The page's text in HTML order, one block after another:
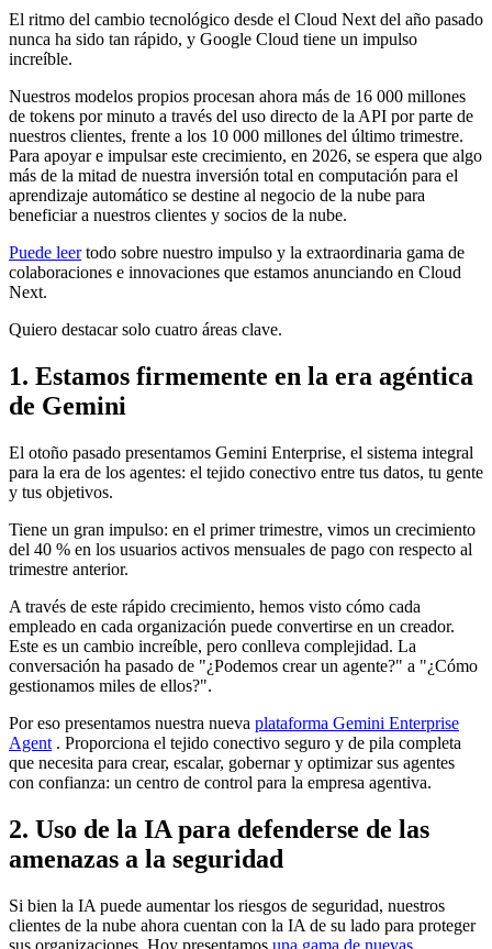
El ritmo del cambio tecnológico desde el Cloud Next del año pasado
nunca ha sido tan rápido, y Google Cloud tiene un impulso
increíble.
Nuestros modelos propios procesan ahora más de 16 000 millones
de tokens por minuto a través del uso directo de la API por parte de
nuestros clientes, frente a los 10 000 millones del último trimestre.
Para apoyar e impulsar este crecimiento, en 2026, se espera que algo
más de la mitad de nuestra inversión total en computación para el
aprendizaje automático se destine al negocio de la nube para
beneficiar a nuestros clientes y socios de la nube.
Puede leertodo sobre nuestro impulso y la extraordinaria gama de
colaboraciones e innovaciones que estamos anunciando en Cloud
Next.
Quiero destacar solo cuatro áreas clave.
1. Estamos firmemente en la era agéntica
de Gemini
El otoño pasado presentamos Gemini Enterprise, el sistema integral
para la era de los agentes: el tejido conectivo entre tus datos, tu gente
y tus objetivos.
Tiene un gran impulso: en el primer trimestre, vimos un crecimiento
del 40 % en los usuarios activos mensuales de pago con respecto al
trimestre anterior.
A través de este rápido crecimiento, hemos visto cómo cada
empleado en cada organización puede convertirse en un creador.
Este es un cambio increíble, pero conlleva complejidad. La
conversación ha pasado de "¿Podemos crear un agente?" a "¿Cómo
gestionamos miles de ellos?".
Por eso presentamos nuestra nueva plataforma Gemini Enterprise
Agent . Proporciona el tejido conectivo seguro y de pila completa
que necesita para crear, escalar, gobernar y optimizar sus agentes
con confianza: un centro de control para la empresa agentiva.
2. Uso de la IA para defenderse de las
amenazas a la seguridad
Si bien la IA puede aumentar los riesgos de seguridad, nuestros
clientes de la nube ahora cuentan con la IA de su lado para proteger
sus organizaciones. Hoy presentamos una gama de nuevas